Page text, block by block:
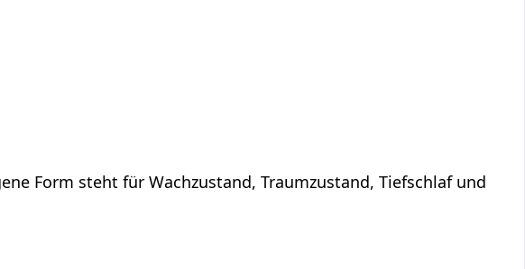
Form steht für Wachzustand, Traumzustand, Tiefschlaf und